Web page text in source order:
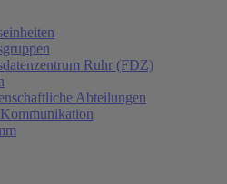
Ruhr (FDZ)
Abteilungen
Kommunikation